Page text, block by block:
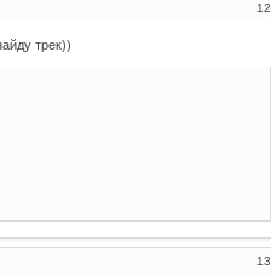
12
трек))
13